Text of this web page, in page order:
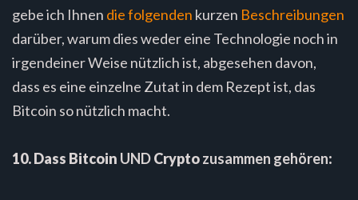
gebe ich Ihnen die folgenden kurzen Beschreibungen
darüber, warum dies weder eine Technologie noch in
irgendeiner Weise nützlich ist, abgesehen davon,
dass es eine einzelne Zutat in dem Rezept ist, das
Bitcoin so nützlich macht.
10. Dass Bitcoin UNDCryptozusammen gehören: